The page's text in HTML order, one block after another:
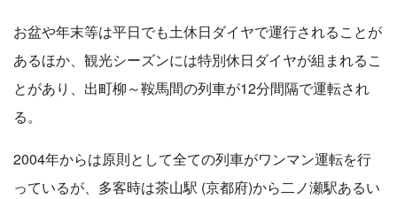
お盆や年末等は平日でも土休日ダイヤで運行されることが
あるほか、観光シーズンには特別休日ダイヤが組まれるこ
とがあり、出町柳～鞍馬間の列車が12分間隔で運転され
る。
2004年からは原則として全ての列車がワンマン運転を行
っているが、多客時は茶山駅 (京都府)から二ノ瀬駅あるい